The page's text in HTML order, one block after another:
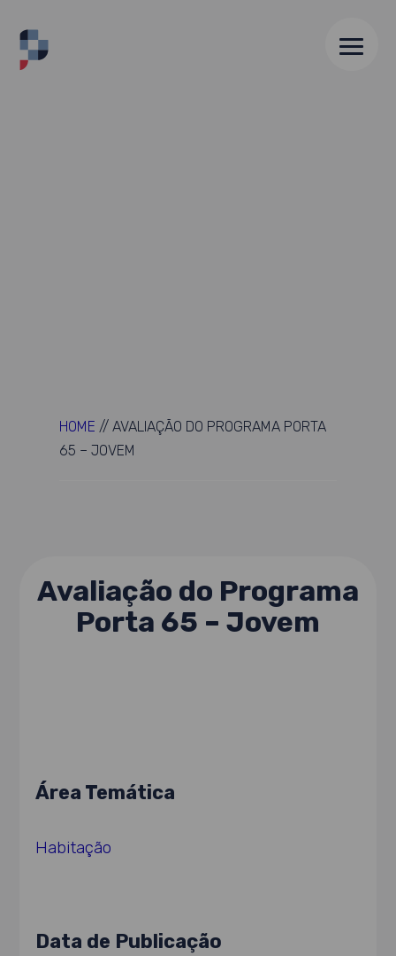
HOME //AVALIAÇÃO DO PROGRAMA PORTA
65 – JOVEM
Avaliação do Programa
Porta 65 – Jovem
Área Temática
Habitação
Data de Publicação